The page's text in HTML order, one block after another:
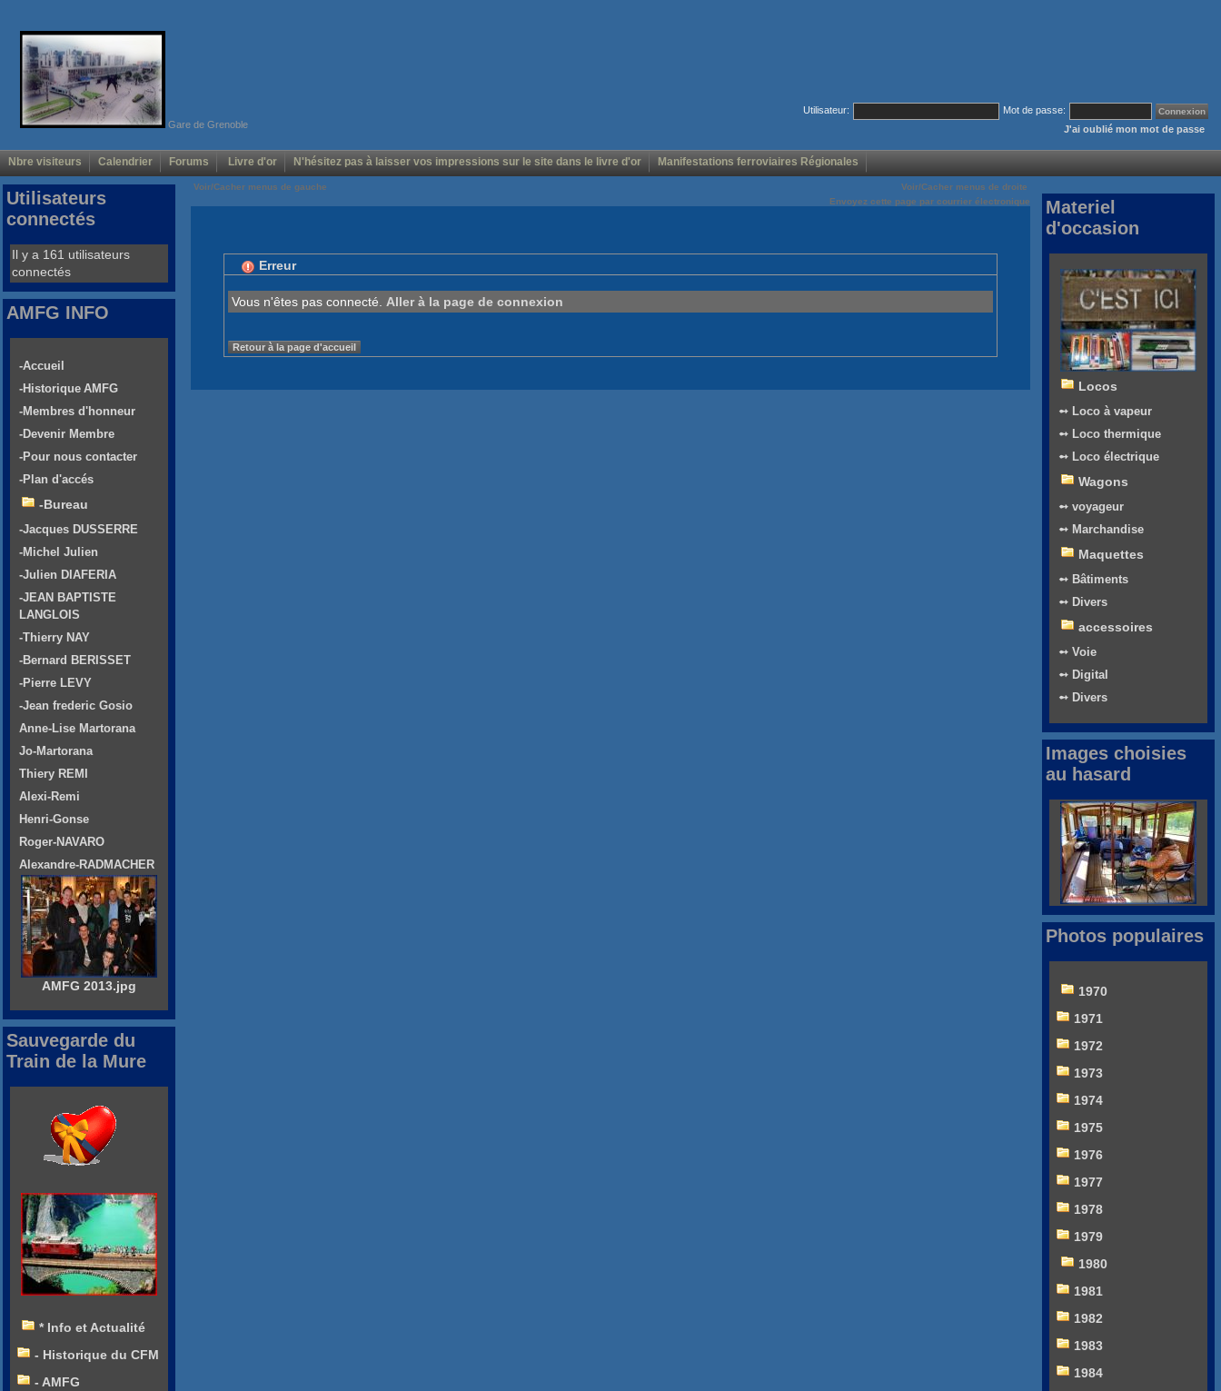
Gare de Grenoble
Utilisateur:
Mot de passe:
J'ai oublié mon mot de passe
Nbre visiteurs Calendrier Forums Livre d'or N'hésitez pas à laisser vos impressions sur le site dans le livre d'or Manifestations ferroviaires Régionales
Voir/Cacher menus de gauche
Voir/Cacher menus de droite
Envoyez cette page par courrier électronique
Erreur
Vous n'êtes pas connecté. Aller à la page de connexion
Retour à la page d'accueil
Utilisateurs
connectés
Il y a 161 utilisateurs
connectés
AMFG INFO
-Accueil
-Historique AMFG
-Membres d'honneur
-Devenir Membre
-Pour nous contacter
-Plan d'accés
-Bureau
-Jacques DUSSERRE
-Michel Julien
-Julien DIAFERIA
-JEAN BAPTISTE
LANGLOIS
-Thierry NAY
-Bernard BERISSET
-Pierre LEVY
-Jean frederic Gosio
Anne-Lise Martorana
Jo-Martorana
Thiery REMI
Alexi-Remi
Henri-Gonse
Roger-NAVARO
Alexandre-RADMACHER
AMFG 2013.jpg
Sauvegarde du
Train de la Mure
* Info et Actualité
- Historique du CFM
- AMFG
Materiel
d'occasion
Locos
➻ Loco à vapeur
➻ Loco thermique
➻ Loco électrique
Wagons
➻ voyageur
➻ Marchandise
Maquettes
➻ Bâtiments
➻ Divers
accessoires
➻ Voie
➻ Digital
➻ Divers
Images choisies
au hasard
Photos populaires
1970
1971
1972
1973
1974
1975
1976
1977
1978
1979
1980
1981
1982
1983
1984